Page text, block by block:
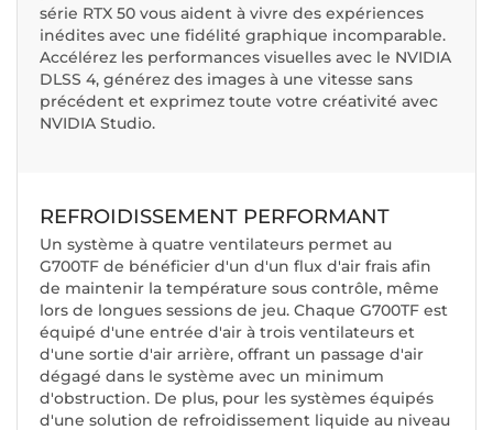
série RTX 50 vous aident à vivre des expériences
inédites avec une fidélité graphique incomparable.
Accélérez les performances visuelles avec le NVIDIA
DLSS 4, générez des images à une vitesse sans
précédent et exprimez toute votre créativité avec
NVIDIA Studio.
REFROIDISSEMENT PERFORMANT
Un système à quatre ventilateurs permet au
G700TF de bénéficier d'un d'un flux d'air frais afin
de maintenir la température sous contrôle, même
lors de longues sessions de jeu. Chaque G700TF est
équipé d'une entrée d'air à trois ventilateurs et
d'une sortie d'air arrière, offrant un passage d'air
dégagé dans le système avec un minimum
d'obstruction. De plus, pour les systèmes équipés
d'une solution de refroidissement liquide au niveau